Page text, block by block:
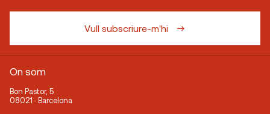
Vull subscriure-m'hi
On som
Bon Pastor, 5
08021 · Barcelona